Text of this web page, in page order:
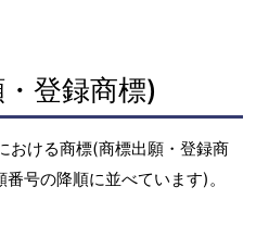
登録商標)
おける商標(商標出願・登録商
号の降順に並べています)。